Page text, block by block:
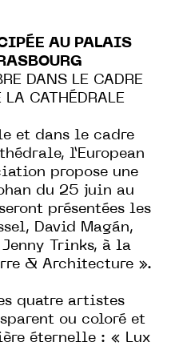
AU PALAIS
DANS LE CADRE
CATHÉDRALE
et dans le cadre
l’European
propose une
du 25 juin au
présentées les
David Magán,
Trinks, à la
& Architecture ».
quatre artistes
ou coloré et
éternelle : « Lux